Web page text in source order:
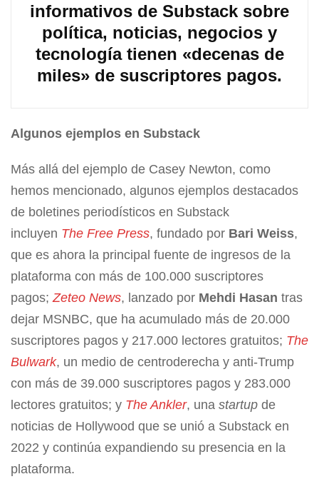
informativos de Substack sobre
política, noticias, negocios y
tecnología tienen «decenas de
miles» de suscriptores pagos.
Algunos ejemplos en Substack
Más allá del ejemplo de Casey Newton, como
hemos mencionado, algunos ejemplos destacados
de boletines periodísticos en Substack
incluyen The Free Press, fundado por Bari Weiss,
que es ahora la principal fuente de ingresos de la
plataforma con más de 100.000 suscriptores
pagos; Zeteo News, lanzado por Mehdi Hasan tras
dejar MSNBC, que ha acumulado más de 20.000
suscriptores pagos y 217.000 lectores gratuitos; The
Bulwark, un medio de centroderecha y anti-Trump
con más de 39.000 suscriptores pagos y 283.000
lectores gratuitos; y The Ankler, una startup de
noticias de Hollywood que se unió a Substack en
2022 y continúa expandiendo su presencia en la
plataforma.